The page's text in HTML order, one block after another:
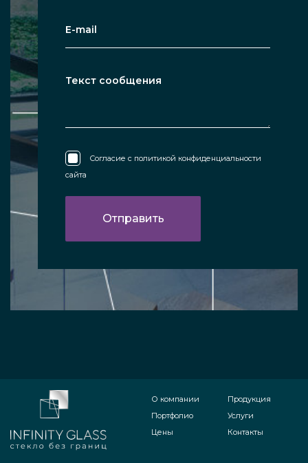
Согласие с политикой конфиденциальности
сайта
О компании
Портфолио
Цены
Продукция
Услуги
Контакты